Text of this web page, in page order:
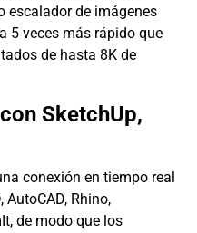
escalador de imágenes
5 veces más rápido que
de hasta 8K de
SketchUp,
conexión en tiempo real
AutoCAD, Rhino,
de modo que los